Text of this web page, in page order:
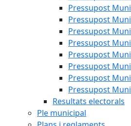
Pressupost
Pressupost
Pressupost
Pressupost
Pressupost
Pressupost
Pressupost
Pressupost
Resultats electorals
Ple municipal